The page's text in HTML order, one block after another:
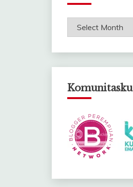
Arsip
Komunitasku